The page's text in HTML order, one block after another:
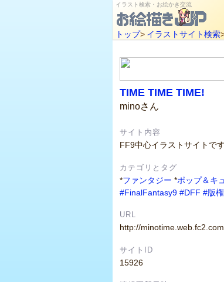
イラスト検索・お絵かき交流
トップ> イラストサイト検索
TIME TIME TIME!
minoさん
サイト内容
FF9中心イラストサイトで
カテゴリとタグ
*ファンタジー *ポップ＆キ
#FinalFantasy9 #DFF #版
URL
http://
サイトID
15926